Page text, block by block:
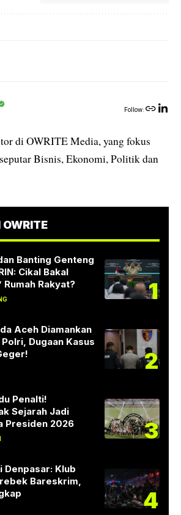
Follow:
di OWRITE Media, yang fokus
Bisnis, Ekonomi, Politik dan
OWRITE
Banting Genteng
Cikal Bakal
Rumah Rakyat?
1
Aceh Diamankan
Dugaan Kasus
2
Penalti!
Sejarah Jadi
Presiden 2026
3
Denpasar: Klub
Bareskrim,
4